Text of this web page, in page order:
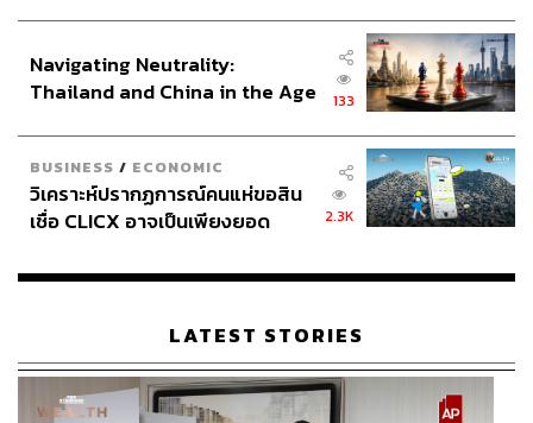
Navigating Neutrality:
Thailand and China in the Age
133
BUSINESS / ECONOMIC
วิเคราะห์ปรากฏการณ์คนแห่ขอสิน
เชื่อ CLICX อาจเป็นเพียงยอด
เรือนไทยที่ถูกซุกไว้
2.3K
LATEST STORIES